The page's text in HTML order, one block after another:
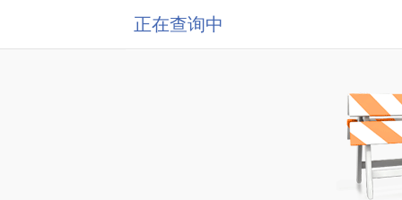
正在查询中